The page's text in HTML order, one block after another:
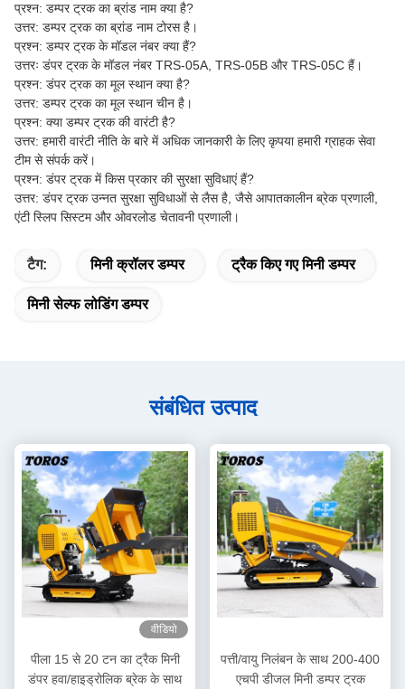
प्रश्न: डम्पर ट्रक का ब्रांड नाम क्या है?
उत्तर: डम्पर ट्रक का ब्रांड नाम टोरस है।
प्रश्न: डम्पर ट्रक के मॉडल नंबर क्या हैं?
उत्तरः डंपर ट्रक के मॉडल नंबर TRS-05A, TRS-05B और TRS-05C हैं।
प्रश्न: डंपर ट्रक का मूल स्थान क्या है?
उत्तर: डम्पर ट्रक का मूल स्थान चीन है।
प्रश्न: क्या डम्पर ट्रक की वारंटी है?
उत्तर: हमारी वारंटी नीति के बारे में अधिक जानकारी के लिए कृपया हमारी ग्राहक सेवा
टीम से संपर्क करें।
प्रश्न: डंपर ट्रक में किस प्रकार की सुरक्षा सुविधाएं हैं?
उत्तर: डंपर ट्रक उन्नत सुरक्षा सुविधाओं से लैस है, जैसे आपातकालीन ब्रेक प्रणाली,
एंटी स्लिप सिस्टम और ओवरलोड चेतावनी प्रणाली।
टैग: मिनी क्रॉलर डम्पर ट्रैक किए गए मिनी डम्पर
मिनी सेल्फ लोडिंग डम्पर
संबंधित उत्पाद
वीडियो
पीला 15 से 20 टन का ट्रैक मिनी
डंपर हवा/हाइड्रोलिक ब्रेक के साथ
पत्ती/वायु निलंबन के साथ 200-400
एचपी डीजल मिनी डम्पर ट्रक